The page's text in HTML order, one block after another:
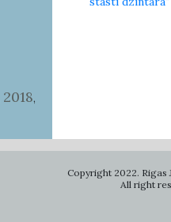
2018,
Copyright 2022. Rigas
All right